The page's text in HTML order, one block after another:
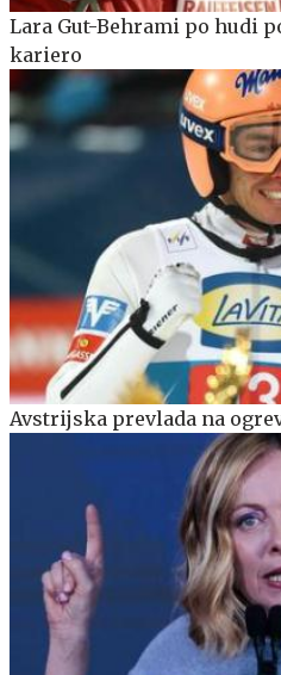
Lara Gut-Behrami po hudi
kariero
Avstrijska prevlada na